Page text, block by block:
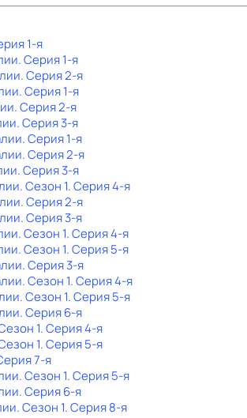
1-я
. Серия 1-я
. Серия 2-я
. Серия 1-я
. Серия 2-я
. Серия 3-я
. Серия 1-я
. Серия 2-я
. Серия 3-я
. Сезон 1. Серия 4-я
. Серия 2-я
. Серия 3-я
. Сезон 1. Серия 4-я
. Сезон 1. Серия 5-я
. Серия 3-я
. Сезон 1. Серия 4-я
. Сезон 1. Серия 5-я
. Серия 6-я
1. Серия 4-я
1. Серия 5-я
7-я
. Сезон 1. Серия 5-я
. Серия 6-я
. Сезон 1. Серия 8-я